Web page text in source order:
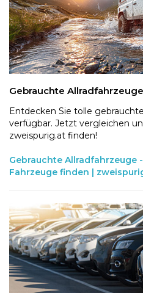
Gebrauchte Allradfahrzeuge
Entdecken Sie tolle
verfügbar. Jetzt vergleichen
zweispurig.at finden!
Gebrauchte Allradfahrzeuge
Fahrzeuge finden |